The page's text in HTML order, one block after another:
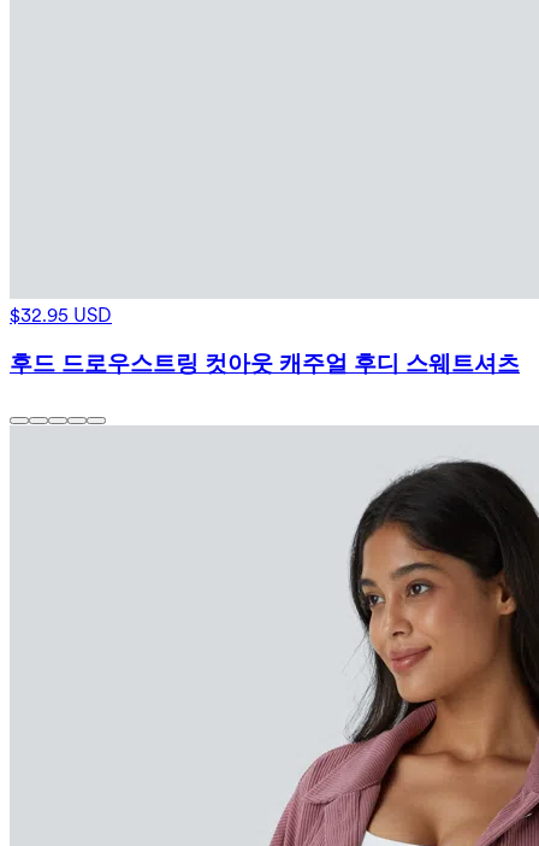
$32.95 USD
후드 드로우스트링 컷아웃 캐주얼 후디 스웨트셔츠